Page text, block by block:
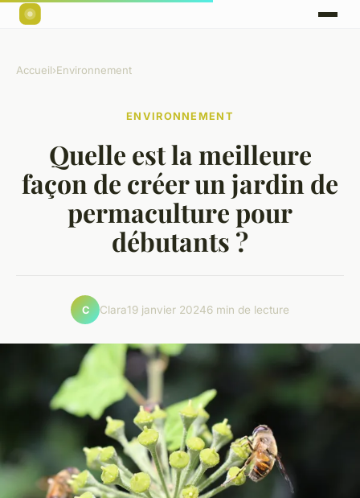
Accueil›Environnement
ENVIRONNEMENT
Quelle est la meilleure
façon de créer un jardin de
permaculture pour
débutants ?
C Clara19 janvier 20246 min de lecture